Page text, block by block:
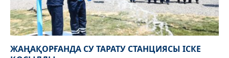
ЖАҢАҚОРҒАНДА СУ ТАРАТУ СТАНЦИЯСЫ ІСКЕ